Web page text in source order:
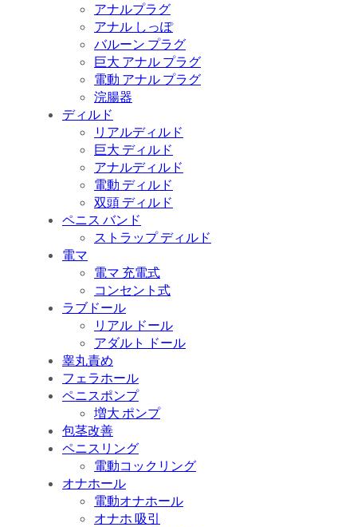
アナルプラグ
アナル しっぽ
バルーン プラグ
巨大 アナル プラグ
電動 アナル プラグ
浣腸器
ディルド
リアルディルド
巨大 ディルド
アナルディルド
電動 ディルド
双頭 ディルド
ペニス バンド
ストラップ ディルド
電マ
電マ 充電式
コンセント式
ラブドール
リアル ドール
アダルト ドール
睾丸責め
フェラホール
ペニスポンプ
増大 ポンプ
包茎改善
ペニスリング
電動コックリング
オナホール
電動オナホール
オナホ 吸引